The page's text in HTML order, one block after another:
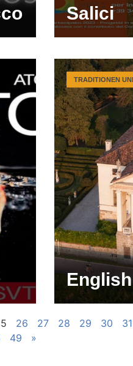
Salici
TRADITIONEN
26 27 28 29 30 31
49 »